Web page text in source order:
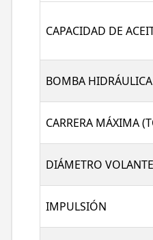
CAPACIDAD DE
BOMBA HIDRÁULICA
CARRERA MÁXIMA
DIÁMETRO
IMPULSIÓN